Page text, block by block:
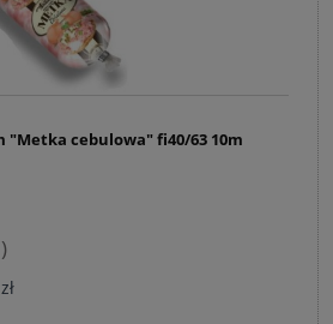
"Metka cebulowa" fi40/63 10m